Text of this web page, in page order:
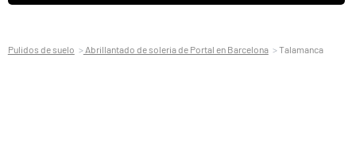
Pulidos de suelo Abrillantado de soleria de Portal en Barcelona Talamanca